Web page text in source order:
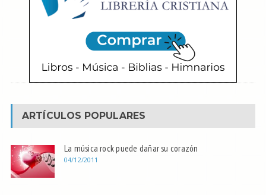
ARTÍCULOS POPULARES
La música rock puede dañar su corazón
04/12/2011